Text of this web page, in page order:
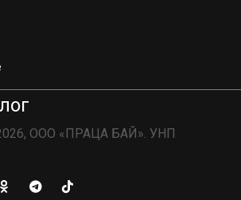
ООО «ПРАЦА БАЙ». УНП